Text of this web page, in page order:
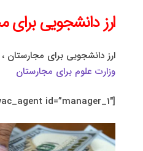
ارز دانشجویی برای
ارز دانشجویی برای مجارستان ،
وزارت علوم برای مجارستان
[uwac_agent id=”manager_1″]